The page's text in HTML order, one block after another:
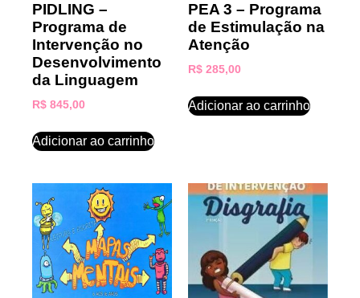
PIDLING –
Programa de
Intervenção no
Desenvolvimento
da Linguagem
R$ 845,00
Adicionar ao carrinho
PEA 3 – Programa
de Estimulação na
Atenção
R$ 285,00
Adicionar ao carrinho